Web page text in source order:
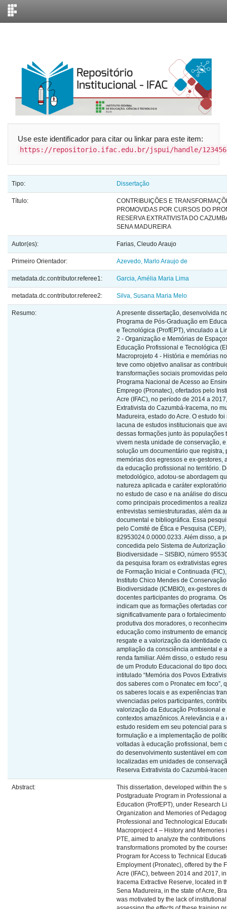
Use este identificador para citar ou linkar para este item:
https://repositorio.ifac.edu.br/jspui/handle/
Tipo: Dissertação
Título:
CONTRIBUIÇÕES E
PROMOVIDAS POR CURSOS DO
RESERVA EXTRATIVISTA DO
SENA MADUREIRA
Autor(es): Farias, Cleudo Araujo
Primeiro Orientador: Azevedo, Marlo Araujo de
metadata.dc.contributor.referee1: Garcia, Amélia Maria Lima
metadata.dc.contributor.referee2: Silva, Susana Maria Melo
Resumo:
A presente dissertação, desenvolvida
Programa de Pós-Graduação em
e Tecnológica (ProfEPT), vinculado a
2 - Organização e Memórias de
Educação Profissional e Tecnológica
Macroprojeto 4 - História e memórias
teve como objetivo analisar as
transformações sociais promovidas
Programa Nacional de Acesso ao
Emprego (Pronatec), ofertados pelo
Acre (IFAC), no período de 2014 a
Extrativista do Cazumbá-Iracema, no
Madureira, estado do Acre. O estudo
lacuna de estudos institucionais que
dessas formações junto às populações
vivem nesta unidade de conservação,
solução um documentário que registra,
memórias dos egressos e ex-gestores,
da educação profissional no território.
metodológico, adotou-se abordagem
natureza aplicada e caráter
no estudo de caso e na análise do
como principais procedimentos a
entrevistas semiestruturadas, além da
documental e bibliográfica. Essa
pelo Comité de Ética e Pesquisa
82953024.0.0000.0233. Além disso, a
concedida pelo Sistema de
Biodiversidade – SISBIO, número
da pesquisa foram os extrativistas
de Formação Inicial e Continuada
Instituto Chico Mendes de
Biodiversidade (ICMBIO), ex-gestores
docentes participantes do programa.
indicam que as formações ofertadas
significativamente para o
produtiva dos moradores, o
educação como instrumento de
resgate e a valorização da identidade
ampliação da consciência ambiental e
renda familiar. Além disso, o estudo
de um Produto Educacional do tipo
intitulado “Memória dos Povos
dos saberes com o Pronatec em foco”,
os saberes locais e as experiências
vivenciadas pelos participantes,
valorização da Educação Profissional
contextos amazônicos. A relevância e
estudo residem em seu potencial para
formulação e a implementação de
voltadas à educação profissional, bem
do desenvolvimento sustentável em
localizadas em unidades de
Reserva Extrativista do Cazumbá-
Abstract:
This dissertation, developed within the
Postgraduate Program in Professional
Education (ProfEPT), under Research
Organization and Memories of
Professional and Technological
Macroproject 4 – History and Memories
PTE, aimed to analyze the
transformations promoted by the
Program for Access to Technical
Employment (Pronatec), offered by the
Acre (IFAC), between 2014 and 2017,
Iracema Extractive Reserve, located in
Sena Madureira, in the state of Acre,
was motivated by the lack of